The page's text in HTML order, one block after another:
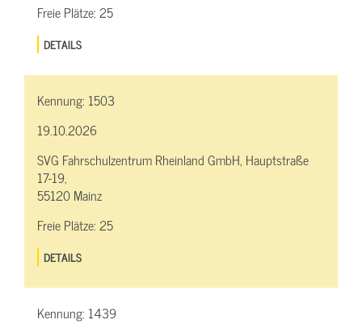
Freie Plätze:25
DETAILS
Kennung: 1503
19.10.2026
SVG Fahrschulzentrum Rheinland GmbH, Hauptstraße
17-19,
55120 Mainz
Freie Plätze:25
DETAILS
Kennung: 1439